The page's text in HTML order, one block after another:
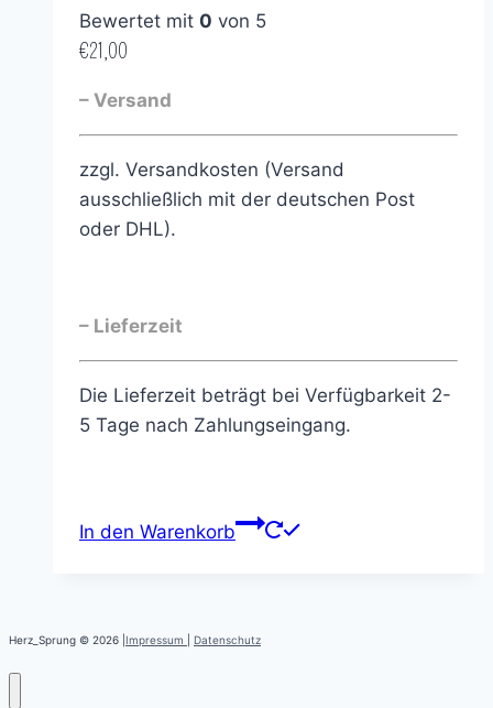
Bewertet mit 0 von 5
€21,00
– Versand
zzgl. Versandkosten (Versand
ausschließlich mit der deutschen Post
oder DHL).
– Lieferzeit
Die Lieferzeit beträgt bei Verfügbarkeit 2-
5 Tage nach Zahlungseingang.
In den Warenkorb
Herz_Sprung © 2026 | Impressum Datenschutz